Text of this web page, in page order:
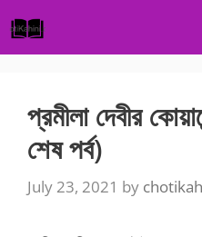
to
content
প্রমীলা দেবীর
শেষ পর্ব)
July 23, 2021 by